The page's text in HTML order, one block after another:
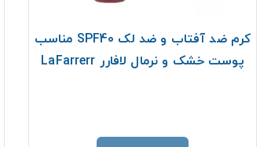
کرم ضد آفتاب و ضد لک SPF40 مناسب
پوست خشک و نرمال لافارر LaFarrerr